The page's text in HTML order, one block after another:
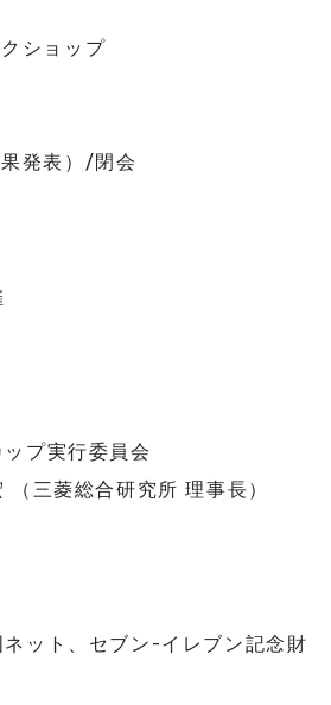
ショップ
発表）/閉会
プ実行委員会
三菱総合研究所 理事長）
ット、セブン-イレブン記念財